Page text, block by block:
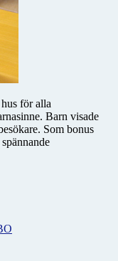
för alla
Barn visade
Som bonus